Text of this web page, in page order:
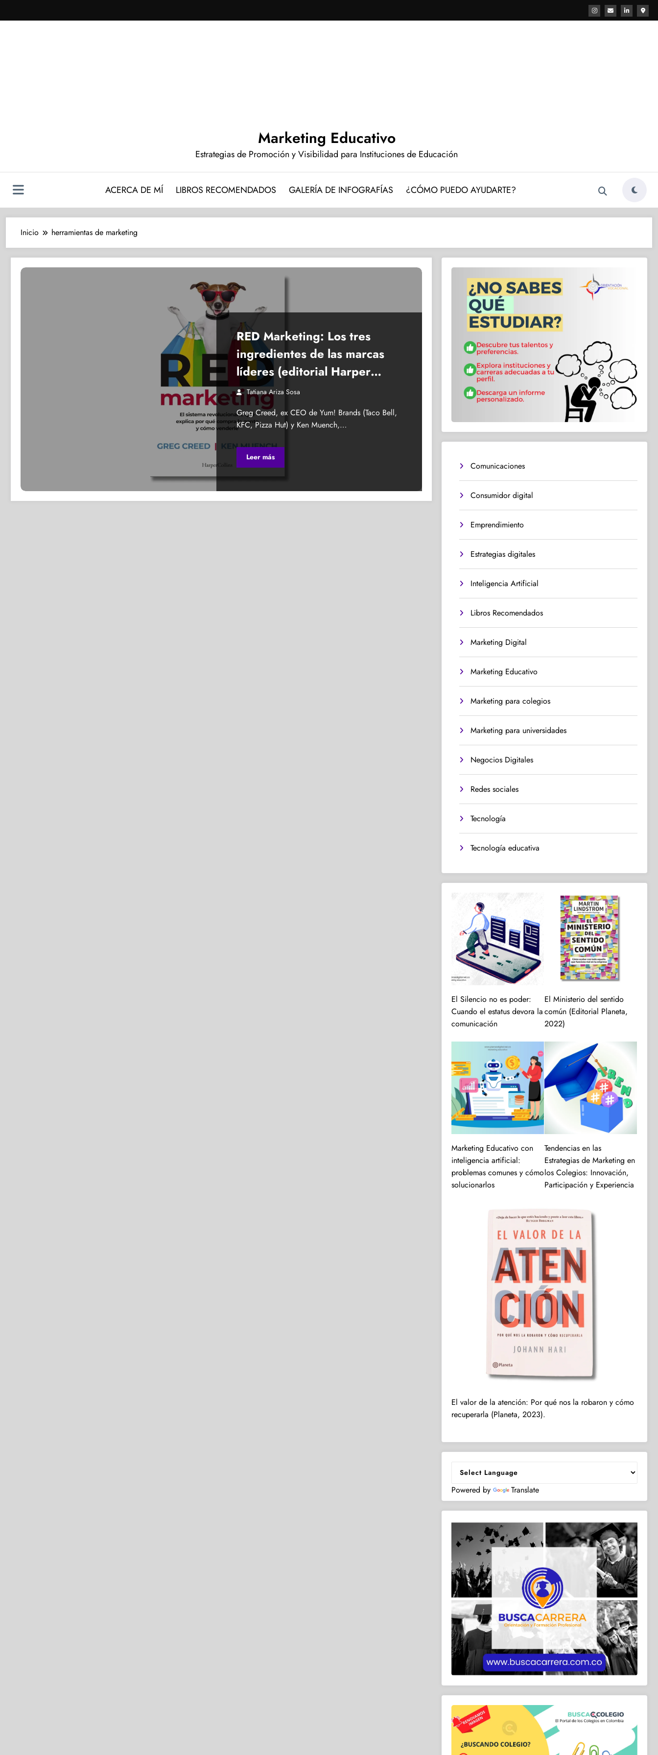
al
Marketing Educativo
Estrategias de Promoción y Visibilidad para Instituciones de Educación
ACERCA DE MÍ LIBROS RECOMENDADOS GALERÍA DE INFOGRAFÍAS ¿CÓMO PUEDO AYUDARTE?
Inicio herramientas de marketing
RED Marketing: Los tres
ingredientes de las marcas
líderes (editorial Harper
Enfoque, 2023)
Tatiana Ariza Sosa
Greg Creed, ex CEO de Yum! Brands (Taco Bell,
KFC, Pizza Hut) y Ken Muench,…
Leer más
Comunicaciones
Consumidor digital
Emprendimiento
Estrategias digitales
Inteligencia Artificial
Libros Recomendados
Marketing Digital
Marketing Educativo
Marketing para colegios
Marketing para universidades
Negocios Digitales
Redes sociales
Tecnología
Tecnología educativa
El Silencio no es poder:
Cuando el estatus devora la
comunicación
El Ministerio del sentido
común (Editorial Planeta,
2022)
Marketing Educativo con
inteligencia artificial:
problemas comunes y cómo
solucionarlos
Tendencias en las
Estrategias de Marketing en
los Colegios: Innovación,
Participación y Experiencia
El valor de la atención: Por qué nos la robaron y cómo
recuperarla (Planeta, 2023).
Powered by Translate